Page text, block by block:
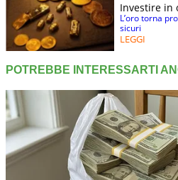
Investire in
L’oro torna
sicuri
LEGGI